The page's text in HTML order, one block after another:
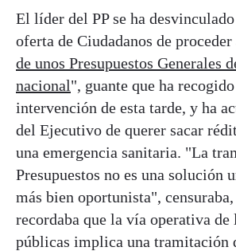
El líder del PP se ha
oferta de Ciudadanos de proceder
de unos Presupuestos Generales
nacional", guante que ha
intervención de esta tarde, y ha
del Ejecutivo de querer sacar
una emergencia sanitaria. "La
Presupuestos no es una solución
más bien oportunista",
recordaba que la vía operativa de
públicas implica una tramitación